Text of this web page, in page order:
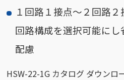
１回路１接点～２回路２
回路構成を選択可能に
配慮
HSW-22-1G カタログ ダウンロ